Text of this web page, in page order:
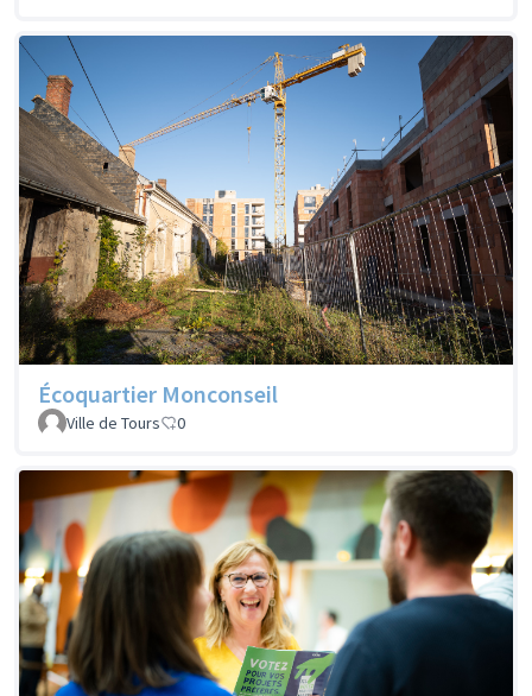
Écoquartier Monconseil
Ville de Tours 0